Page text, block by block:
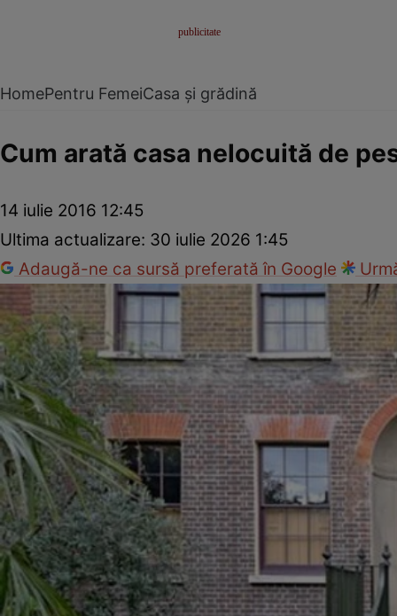
HomePentru FemeiCasa și grădină
Cum arată casa nelocuită de
14 iulie 2016 12:45
Ultima actualizare: 30 iulie 2026 1:45
Adaugă-ne ca sursă preferată în Google